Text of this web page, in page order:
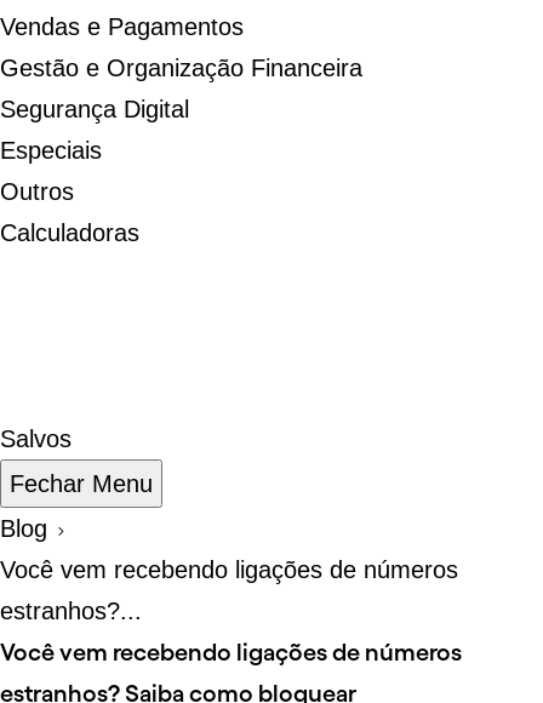
Vendas e Pagamentos
Gestão e Organização Financeira
Segurança Digital
Especiais
Outros
Calculadoras
Salvos
Fechar Menu
Blog
Você vem recebendo ligações de números
estranhos?...
Você vem recebendo ligações de números
estranhos? Saiba como bloquear